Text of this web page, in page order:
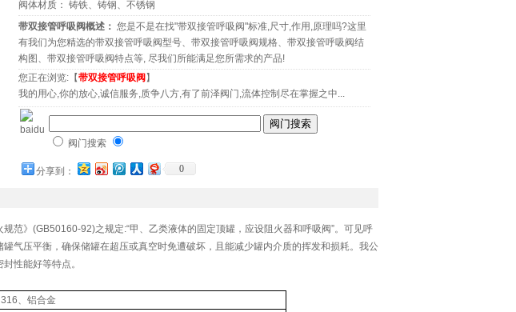
阀体材质： 铸铁、铸钢、不锈钢
带双接管呼吸阀概述： 您是不是在找"带双接管呼吸阀"标准,尺寸,作用,原理吗?这里
有我们为您精选的带双接管呼吸阀型号、带双接管呼吸阀规格、带双接管呼吸阀结
构图、带双接管呼吸阀特点等, 尽我们所能满足您所需求的产品!
您正在浏览:【带双接管呼吸阀 】
我的用心,你的放心,诚信服务,质争八方,有了前泽阀门,流体控制尽在掌握之中...
阀门搜索
分享到： 0
范》(GB50160-92)之规定:“甲、乙类液体的固定顶罐，应设阻火器和呼吸阀”。可见呼
气压平衡，确保储罐在超压或真空时免遭破坏，且能减少罐内介质的挥发和损耗。我公
性能好等特点。
、铝合金